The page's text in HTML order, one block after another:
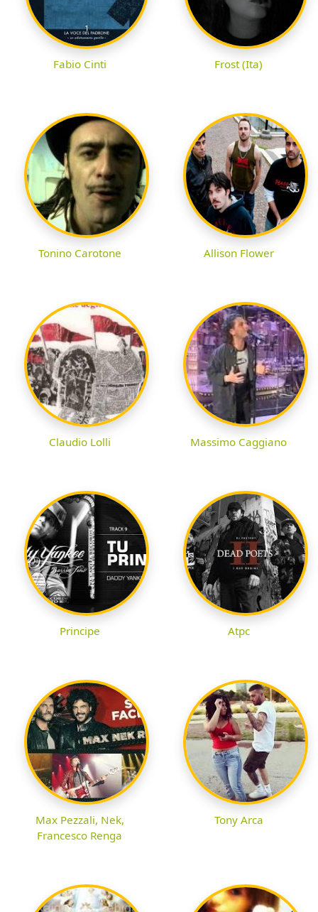
Fabio Cinti Frost (Ita)
Tonino Carotone Allison Flower
Claudio Lolli Massimo Caggiano
Principe Atpc
Max Pezzali, Nek,
Francesco Renga
Tony Arca